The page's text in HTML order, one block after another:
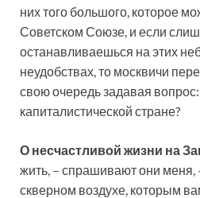
них того большого, которое
Советском Союзе, и если
останавливаешься на этих
неудобствах, то москвичи
свою очередь задавая
капиталистической стране?
О несчастливой жизни на
жить, – спрашивают они меня,
скверном воздухе, которым